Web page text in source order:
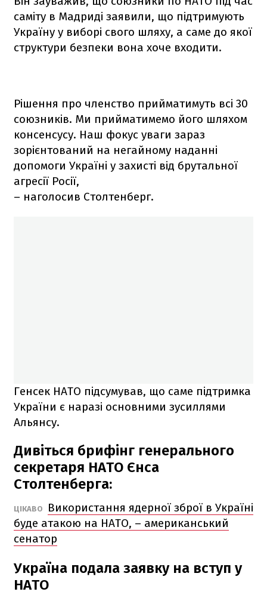
саміту в Мадриді заявили, що підтримують
Україну у виборі свого шляху, а саме до якої
структури безпеки вона хоче входити.
Рішення про членство прийматимуть всі 30
союзників. Ми прийматимемо його шляхом
консенсусу. Наш фокус уваги зараз
зорієнтований на негайному наданні
допомоги Україні у захисті від брутальної
агресії Росії,
– наголосив Столтенберг.
Генсек НАТО підсумував, що саме підтримка
України є наразі основними зусиллями
Альянсу.
Дивіться брифінг генерального
секретаря НАТО Єнса
Столтенберга:
ЦІКАВО
Використання ядерної зброї в Україні
буде атакою на НАТО, – американський
сенатор
Україна подала заявку на вступ у
НАТО